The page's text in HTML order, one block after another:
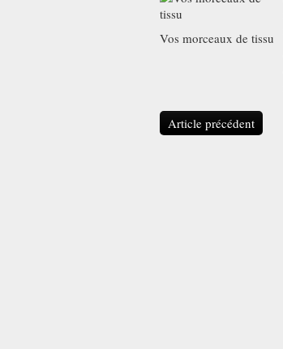
Vos morceaux de tissu
Article précédent